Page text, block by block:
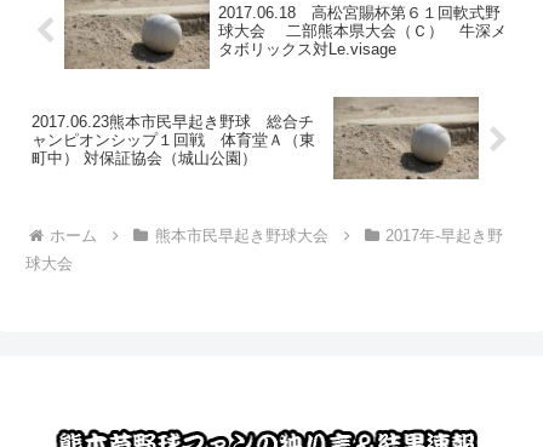
2017.06.18 高松宮賜杯第６１回軟式野
球大会 二部熊本県大会（Ｃ） 牛深メ
タボリックス対Le.visage
2017.06.23熊本市民早起き野球 総合チ
ャンピオンシップ１回戦 体育堂Ａ（東
町中） 対保証協会（城山公園）
ホーム 熊本市民早起き野球大会
2017年-早起き野
球大会